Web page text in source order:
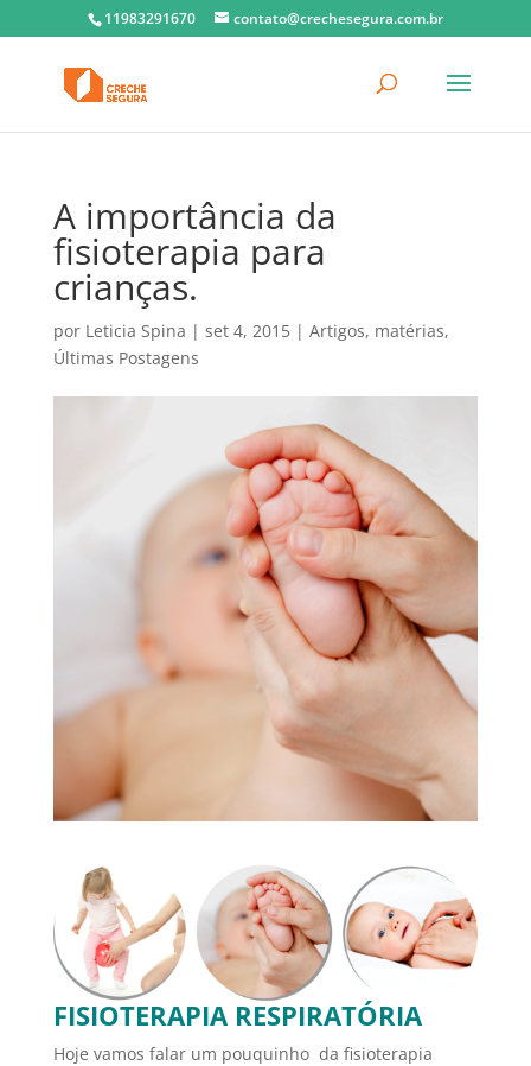
11983291670 contato@crechesegura.com.br
A importância da
fisioterapia para
crianças.
por Leticia Spina | set 4, 2015| Artigos, matérias,
Últimas Postagens
FISIOTERAPIA RESPIRATÓRIA
Hoje vamos falar um pouquinho da fisioterapia